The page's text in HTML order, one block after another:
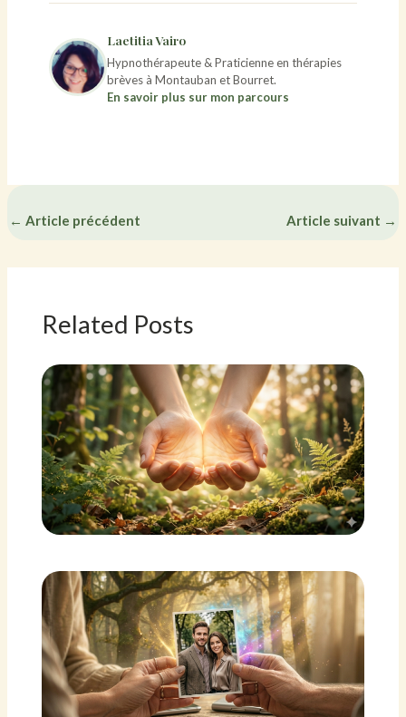
Laetitia Vairo
Hypnothérapeute & Praticienne en thérapies
brèves à Montauban et Bourret.
En savoir plus sur mon parcours
← Article précédent Article suivant →
Related Posts